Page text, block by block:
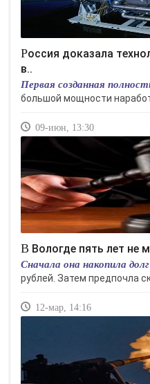
Россия доказала технологический суверенитет
в..
Первая созданная
большой мощности
09-июн, 13:30
В Вологде пять лет
Сначала она накопила
рублей. Затем предпочла
12-мар, 14:16